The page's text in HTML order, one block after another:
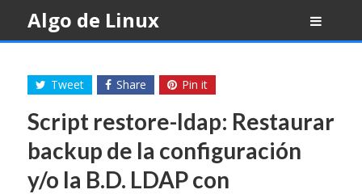
content
Algo de Linux
Tweet Share Pin it
Script restore-ldap: Restaurar
backup de la configuración
y/o la B.D. LDAP con